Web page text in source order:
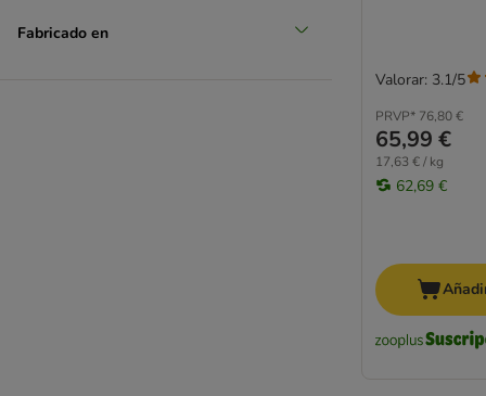
MAC's
Fabricado en
PRVP* 76,80 €
65,99 €
17,63 € / kg
62,69 €
Valorar: 3.1/5